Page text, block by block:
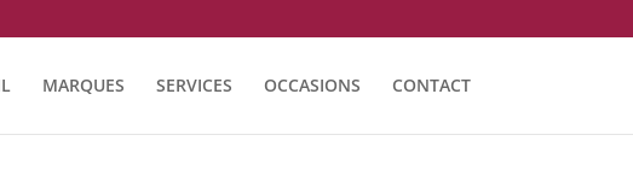
MARQUES SERVICES OCCASIONS CONTACT